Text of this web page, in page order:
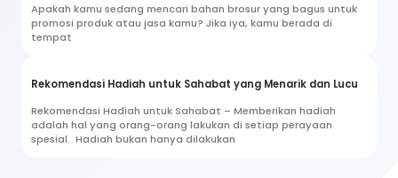
Apakah kamu sedang mencari bahan brosur yang bagus untuk
promosi produk atau jasa kamu? Jika iya, kamu berada di
tempat
Rekomendasi Hadiah untuk Sahabat yang Menarik dan Lucu
Rekomendasi Hadiah untuk Sahabat – Memberikan hadiah
adalah hal yang orang-orang lakukan di setiap perayaan
spesial. Hadiah bukan hanya dilakukan